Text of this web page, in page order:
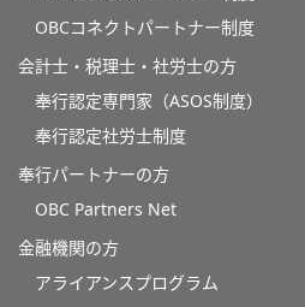
OBCコネクトパートナー制度
会計士・税理士・社労士の方
奉行認定専門家（ASOS制度）
奉行認定社労士制度
奉行パートナーの方
OBC Partners Net
金融機関の方
アライアンスプログラム